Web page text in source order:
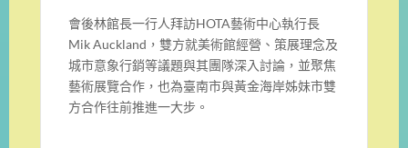
會後林館長一行人拜訪HOTA藝術中心執行長
Mik Auckland，雙方就美術館經營、策展理念及
城市意象行銷等議題與其團隊深入討論，並聚焦
藝術展覽合作，也為臺南市與黃金海岸姊妹市雙
方合作往前推進一大步。